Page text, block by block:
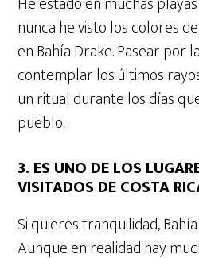
nunca he visto los colores
en Bahía Drake. Pasear por
contemplar los últimos
un ritual durante los días
pueblo.
3. ES UNO DE LOS
VISITADOS DE COSTA
Si quieres tranquilidad,
Aunque en realidad hay